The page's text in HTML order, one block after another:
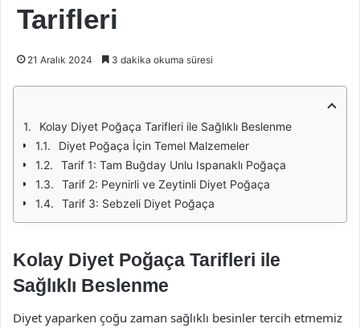
Tarifleri
21 Aralık 2024 3 dakika okuma süresi
Kolay Diyet Poğaça Tarifleri ile Sağlıklı Beslenme
Diyet Poğaça İçin Temel Malzemeler
Tarif 1: Tam Buğday Unlu Ispanaklı Poğaça
Tarif 2: Peynirli ve Zeytinli Diyet Poğaça
Tarif 3: Sebzeli Diyet Poğaça
Kolay Diyet Poğaça Tarifleri ile
Sağlıklı Beslenme
Diyet yaparken çoğu zaman sağlıklı besinler tercih etmemiz